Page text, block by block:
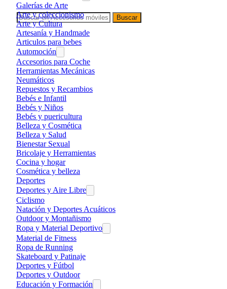
Buscar
Galerías de Arte
Arte y coleccionismo
Arte y Cultura
Artesanía y Handmade
Articulos para bebes
Automoción
Accesorios para Coche
Herramientas Mecánicas
Neumáticos
Repuestos y Recambios
Bebés e Infantil
Bebés y Niños
Bebés y puericultura
Belleza y Cosmética
Belleza y Salud
Bienestar Sexual
Bricolaje y Herramientas
Cocina y hogar
Cosmética y belleza
Deportes
Deportes y Aire Libre
Ciclismo
Natación y Deportes Acuáticos
Outdoor y Montañismo
Ropa y Material Deportivo
Material de Fitness
Ropa de Running
Skateboard y Patinaje
Deportes y Fútbol
Deportes y Outdoor
Educación y Formación